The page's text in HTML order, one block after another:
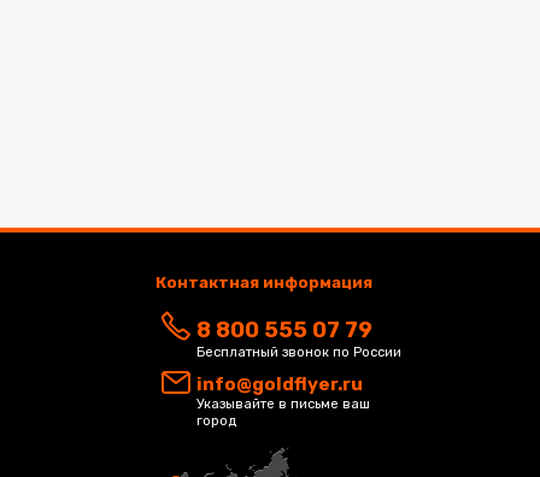
Контактная информация
8 800 555 07 79
Бесплатный звонок по России
info@goldflyer.ru
Указывайте в письме ваш
город